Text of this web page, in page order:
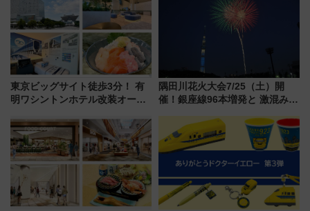
情報まとめ
東京ビッグサイト徒歩3分！ 有
明ワシントンホテル改装オープ
客室」や海鮮丼が人気の朝食ビ
ュッフェを現地レポ
隅田川花火大会7/25（土）開
催！銀座線96本増発と 激混みの
アクセス攻略法、2万発の花火が
都心の夜に！